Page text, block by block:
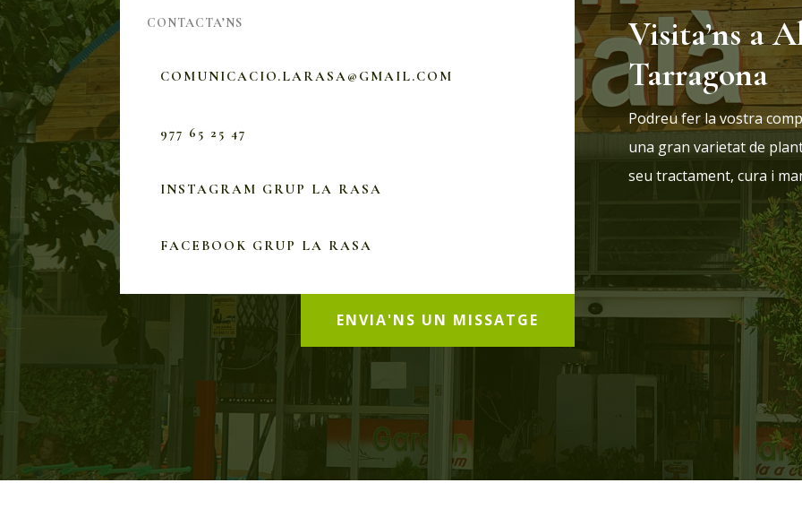
CONTACTA’NS
COMUNICACIO.LARASA@GMAIL.COM
977 65 25 47
INSTAGRAM GRUP LA RASA
FACEBOOK GRUP LA RASA
ENVIA'NS UN MISSATGE
Visita’ns a
Tarragona
Podreu fer la vostra
una gran varietat de
seu tractament, cura i